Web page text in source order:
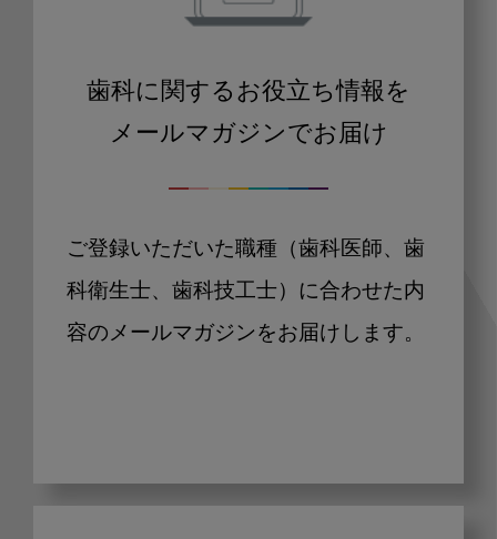
歯科に関するお役立ち情報を
メールマガジンでお届け
ご登録いただいた職種（歯科医師、歯
科衛生士、歯科技工士）に合わせた内
容のメールマガジンをお届けします。